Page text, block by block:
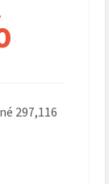
297,116